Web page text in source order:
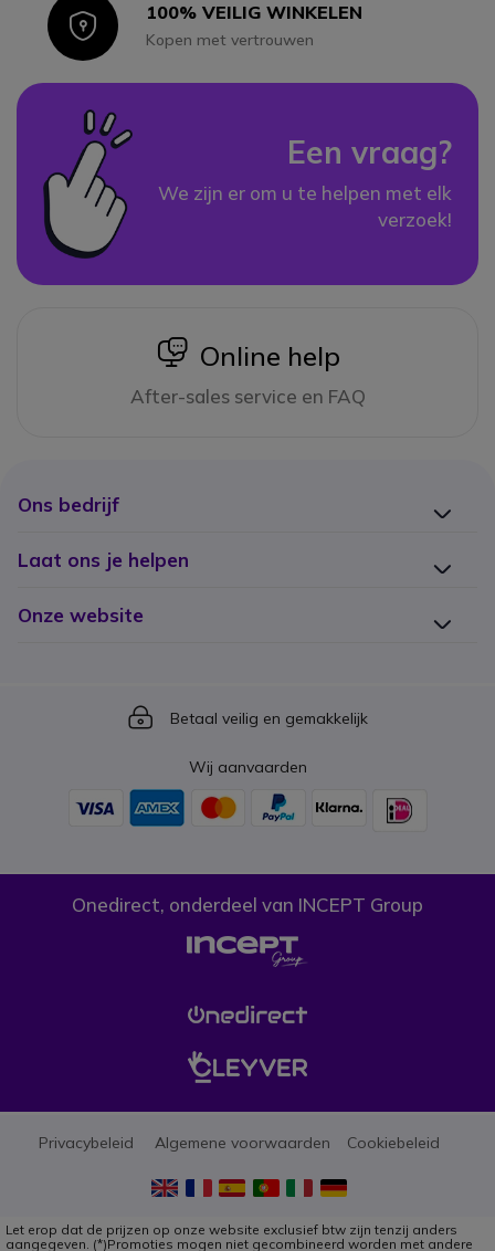
Icon100% VEILIG WINKELEN
Kopen met vertrouwen
Een vraag?
We zijn er om u te helpen met elk
verzoek!
icon
Online help
After-sales service en FAQ
Ons bedrijf
Laat ons je helpen
Onze website
Icon
Betaal veilig en gemakkelijk
Wij aanvaarden
Onedirect, onderdeel van INCEPT Group
Privacybeleid Algemene voorwaarden Cookiebeleid
Let erop dat de prijzen op onze website exclusief btw zijn tenzij anders
aangegeven. (*)Promoties mogen niet gecombineerd worden met andere